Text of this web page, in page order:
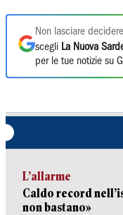
Non lasciare
scegli La Nuova
per le tue notizie su
L’allarme
Caldo record
non bastano»